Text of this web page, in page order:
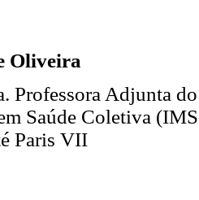
Oliveira
Professora Adjunta
Saúde Coletiva
Paris VII